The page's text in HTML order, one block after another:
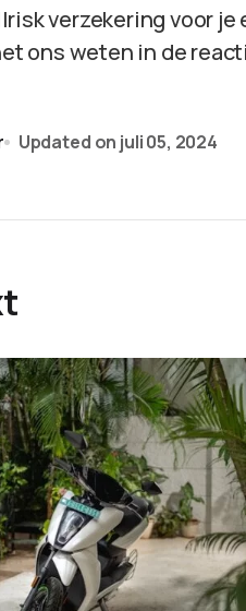
verzekering voor
ons weten in de
Updated on juli 05, 2024